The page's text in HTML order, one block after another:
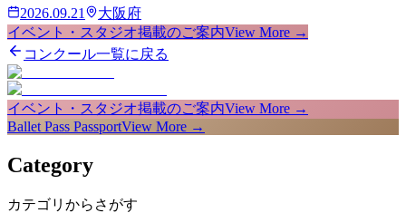
2026.09.21
大阪府
イベント・スタジオ掲載のご案内View More →
コンクール一覧に戻る
イベント・スタジオ掲載のご案内View More →
Ballet Pass PassportView More →
Category
カテゴリからさがす